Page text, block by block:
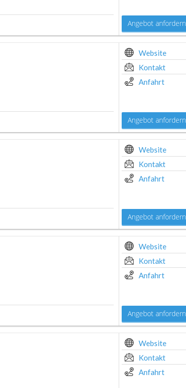
Angebot anfordern
Website
Kontakt
Anfahrt
Angebot anfordern
Website
Kontakt
Anfahrt
Angebot anfordern
Website
Kontakt
Anfahrt
Angebot anfordern
Website
Kontakt
Anfahrt